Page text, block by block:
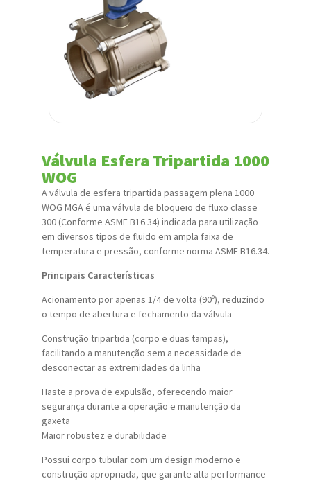
Válvula Esfera Tripartida 1000
WOG
A válvula de esfera tripartida passagem plena 1000
WOG MGA é uma válvula de bloqueio de fluxo classe
300 (Conforme ASME B16.34) indicada para utilização
em diversos tipos de fluido em ampla faixa de
temperatura e pressão, conforme norma ASME B16.34.
Principais Características
Acionamento por apenas 1/4 de volta (90º), reduzindo
o tempo de abertura e fechamento da válvula
Construção tripartida (corpo e duas tampas),
facilitando a manutenção sem a necessidade de
desconectar as extremidades da linha
Haste a prova de expulsão, oferecendo maior
segurança durante a operação e manutenção da
gaxeta
Maior robustez e durabilidade
Possui corpo tubular com um design moderno e
construção apropriada, que garante alta performance